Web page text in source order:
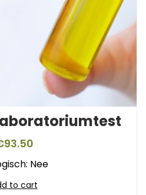
93.50
Nee
to cart